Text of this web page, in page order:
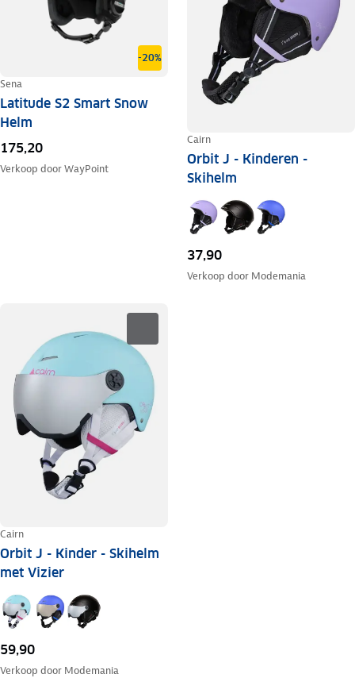
-20%
Sena
Latitude S2 Smart Snow
Helm
175,20
Verkoop doorWayPoint
Cairn
Orbit J - Kinderen -
Skihelm
37,90
Verkoop door Modemania
Cairn
Orbit J - Kinder - Skihelm
met Vizier
59,90
Verkoop door Modemania